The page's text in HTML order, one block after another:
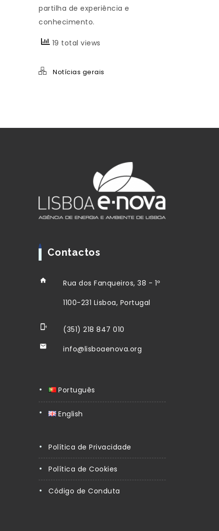
partilha de experiência e
conhecimento.
19 total views
Notícias gerais
Contactos
Rua dos Fanqueiros, 38 - 1º
1100-231 Lisboa, Portugal
(351) 218 847 010
info@lisboaenova.org
Português
English
Política de Privacidade
Política de Cookies
Código de Conduta